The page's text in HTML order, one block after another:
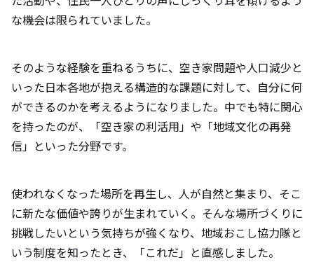
移住を検討している方にメッセージをお願
いします。
な機会は限られていました。
そのような経験を重ねるうちに、空き家問題や人口減少と
いった日本各地が抱える構造的な課題に対して、自分に何
ができるのかを考えるようになりました。中でも特に関心
を持ったのが、「空き家の利活用」や「地域文化の再発
信」といった分野です。
使われなくなった場所を再生し、人が自然と集まり、そこ
に新たな価値や誇りが生まれていく――。そんな場所づくりに
挑戦したいという気持ちが強くなり、地域おこし協力隊と
いう制度を知ったとき、「これだ」と直感しました。